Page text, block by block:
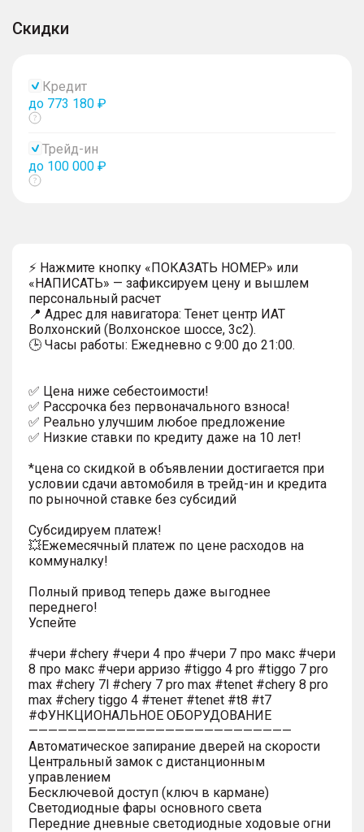
Скидки
Кредит
до 773 180 ₽
Показать
Трейд-ин
до 100 000 ₽
Показать
⚡ Нажмите кнопку «ПОКАЗАТЬ НОМЕР» или
«НАПИСАТЬ» — зафиксируем цену и вышлем
персональный расчет
📍 Адрес для навигатора: Тенет центр ИАТ
Волхонский (Волхонское шоссе, 3с2).
🕒 Часы работы: Ежедневно с 9:00 до 21:00.
✅ Цена ниже себестоимости!
✅ Рассрочка без первоначального взноса!
✅ Реально улучшим любое предложение
✅ Низкие ставки по кредиту даже на 10 лет!
*цена со скидкой в объявлении достигается при
условии сдачи автомобиля в трейд-ин и кредита
по рыночной ставке без субсидий
Субсидируем платеж!
💥Ежемесячный платеж по цене расходов на
коммуналку!
Полный привод теперь даже выгоднее
переднего!
Успейте
#чери #chery #чери 4 про #чери 7 про макс #чери
8 про макс #чери арризо #tiggo 4 pro #tiggo 7 pro
max #chery 7l #chery 7 pro max #tenet #chery 8 pro
max #chery tiggo 4 #тенет #tenet #t8 #t7
#ФУНКЦИОНАЛЬНОЕ ОБОРУДОВАНИЕ
———————————————————————————
Автоматическое запирание дверей на скорости
Центральный замок с дистанционным
управлением
Бесключевой доступ (ключ в кармане)
Светодиодные фары основного света
Передние дневные светодиодные ходовые огни